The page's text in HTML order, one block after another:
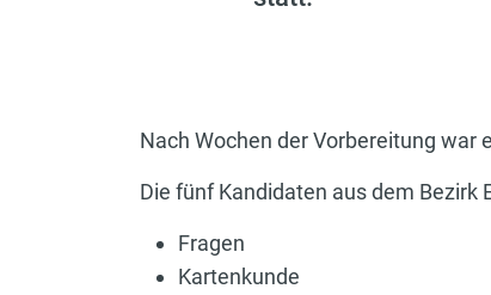
Nach Wochen der Vorbereitung war
Die fünf Kandidaten aus dem Bezirk
Fragen
Kartenkunde